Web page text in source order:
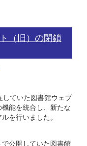
（旧）の閉鎖
していた図書館ウェブ
能を統合し、新たな
を行いました。
公開していた図書館